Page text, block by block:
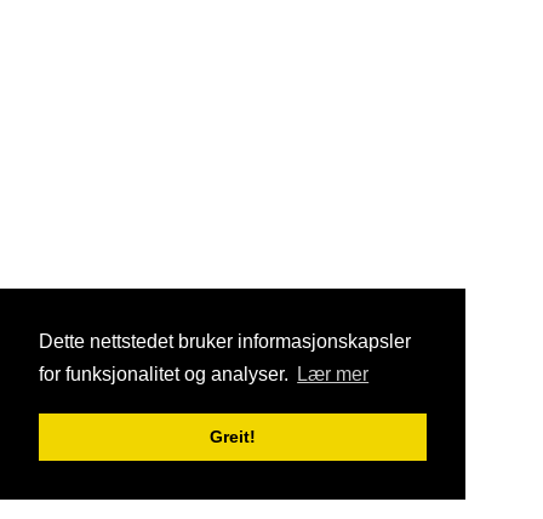
Dette nettstedet bruker informasjonskapsler
for funksjonalitet og analyser.
Lær mer
Greit!